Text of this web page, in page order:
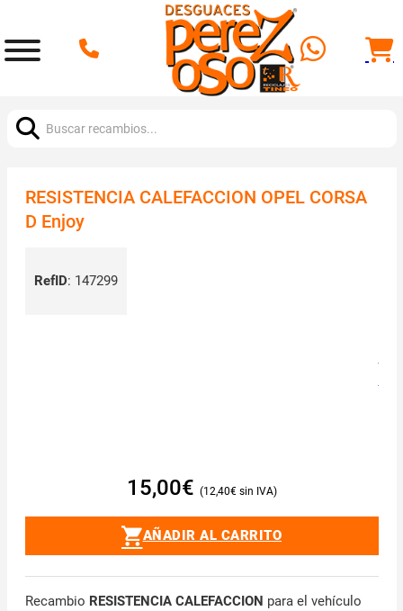
RESISTENCIA CALEFACCION OPEL CORSA
D Enjoy
RefID: 147299
15,00€ 12,40€
AÑADIR AL CARRITO
Recambio RESISTENCIA CALEFACCION para el vehículo